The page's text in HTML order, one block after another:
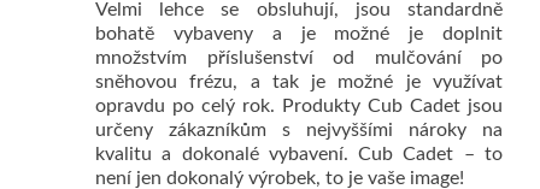
Velmi lehce se obsluhují, jsou standardně
bohatě vybaveny a je možné je doplnit
množstvím příslušenství od mulčování po
sněhovou frézu, a tak je možné je využívat
opravdu po celý rok. Produkty Cub Cadet jsou
určeny zákazníkům s nejvyššími nároky na
kvalitu a dokonalé vybavení. Cub Cadet – to
není jen dokonalý výrobek, to je vaše image!